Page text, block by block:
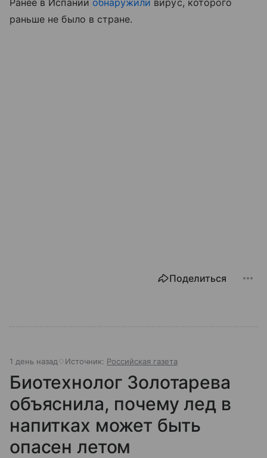
раньше не было в стране.
Поделиться
1 день назад Источник: Российская газета
Биотехнолог Золотарева
объяснила, почему лед в
напитках может быть
опасен летом